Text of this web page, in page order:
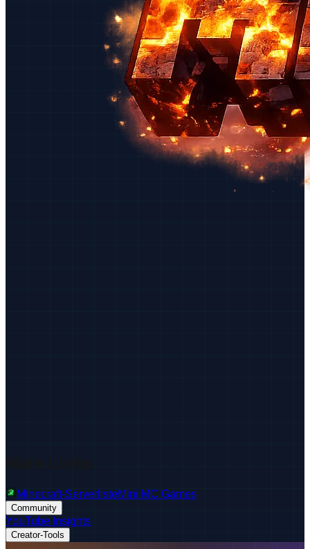
Minecraft-ServerlisteMini MC Games
Community
YouTube Insights
Creator-Tools